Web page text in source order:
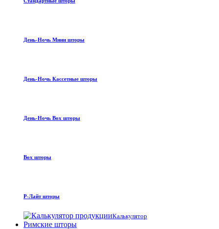
День-Ночь Мини шторы
День-Ночь Кассетные шторы
День-Ночь Box шторы
Box шторы
Р-Лайт шторы
Калькулятор
Римские шторы